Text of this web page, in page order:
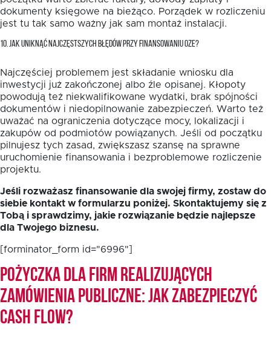
dokumenty księgowe na bieżąco. Porządek w rozliczeniu
jest tu tak samo ważny jak sam montaż instalacji.
10. JAK UNIKNĄĆ NAJCZĘSTSZYCH BŁĘDÓW PRZY FINANSOWANIU OZE?
Najczęściej problemem jest składanie wniosku dla
inwestycji już zakończonej albo źle opisanej. Kłopoty
powodują też niekwalifikowane wydatki, brak spójności
dokumentów i niedopilnowanie zabezpieczeń. Warto też
uważać na ograniczenia dotyczące mocy, lokalizacji i
zakupów od podmiotów powiązanych. Jeśli od początku
pilnujesz tych zasad, zwiększasz szansę na sprawne
uruchomienie finansowania i bezproblemowe rozliczenie
projektu.
Jeśli rozważasz finansowanie dla swojej firmy, zostaw do
siebie kontakt w formularzu poniżej. Skontaktujemy się z
Tobą i sprawdzimy, jakie rozwiązanie będzie najlepsze
dla Twojego biznesu.
[forminator_form id="6996"]
Pożyczka dla firm realizujących
zamówienia publiczne: jak zabezpieczyć
cash flow?